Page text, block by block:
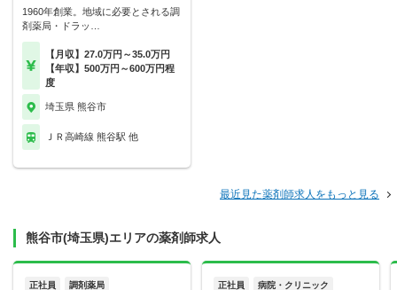
1960年創業。地域に必要とされる調
剤薬局・ドラッ…
【月収】27.0万円～35.0万円
【年収】500万円～600万円程
度
埼玉県 熊谷市
ＪＲ高崎線 熊谷駅 他
最近見た薬剤師求人をもっと見る
熊谷市(埼玉県)エリアの薬剤師求人
正社員 調剤薬局 正社員 病院・クリニック